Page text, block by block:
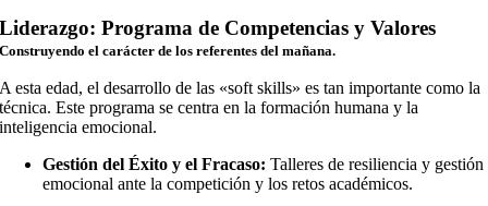
Liderazgo: Programa de Competencias y Valores
Construyendo el carácter de los referentes del mañana.
A esta edad, el desarrollo de las «soft skills» es tan importante como la
técnica. Este programa se centra en la formación humana y la
inteligencia emocional.
Gestión del Éxito y el Fracaso: Talleres de resiliencia y gestión
emocional ante la competición y los retos académicos.